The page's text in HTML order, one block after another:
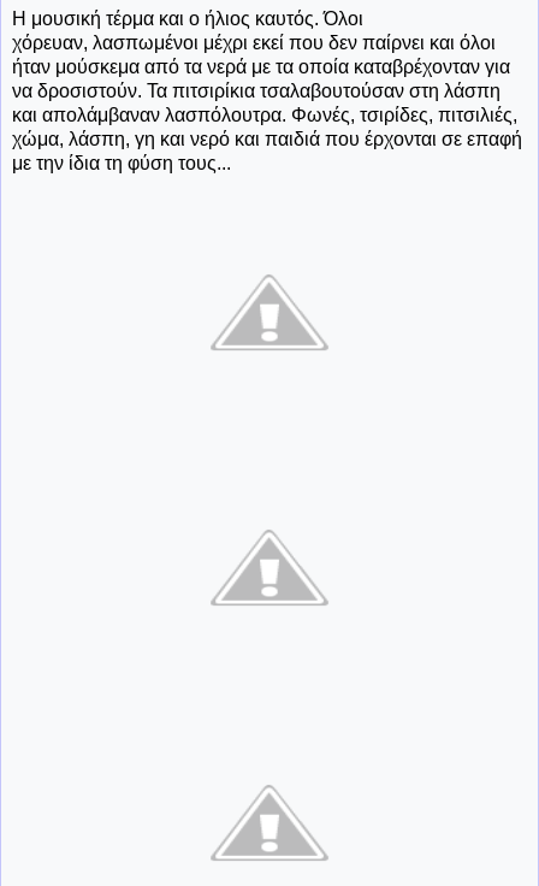
Η μουσική τέρμα και ο ήλιος καυτός. Όλοι
χόρευαν, λασπωμένοι μέχρι εκεί που δεν παίρνει και όλοι
ήταν μούσκεμα από τα νερά με τα οποία καταβρέχονταν για
να δροσιστούν. Τα πιτσιρίκια τσαλαβουτούσαν στη λάσπη
και απολάμβαναν λασπόλουτρα. Φωνές, τσιρίδες, πιτσιλιές,
χώμα, λάσπη, γη και νερό και παιδιά που έρχονται σε επαφή
με την ίδια τη φύση τους...